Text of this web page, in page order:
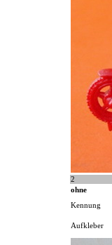
2
ohne
Kennung
Aufkleber